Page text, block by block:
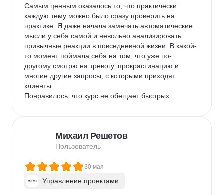
Самым ценным оказалось то, что практически
каждую тему можно было сразу проверить на
практике. Я даже начала замечать автоматические
мысли у себя самой и невольно анализировать
привычные реакции в повседневной жизни. В какой-
то момент поймала себя на том, что уже по-
другому смотрю на тревогу, прокрастинацию и
многие другие запросы, с которыми приходят
клиенты.
Понравилось, что курс не обещает быстрых
появилось гораздо больше уверенности в работе и
ощущение, что теперь я могу выстраивать
последовательно.
Михаил Решетов
Пользователь
30 мая
Управление проектами